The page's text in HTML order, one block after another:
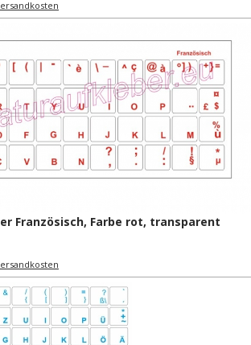
Französisch, Farbe rot, transparent